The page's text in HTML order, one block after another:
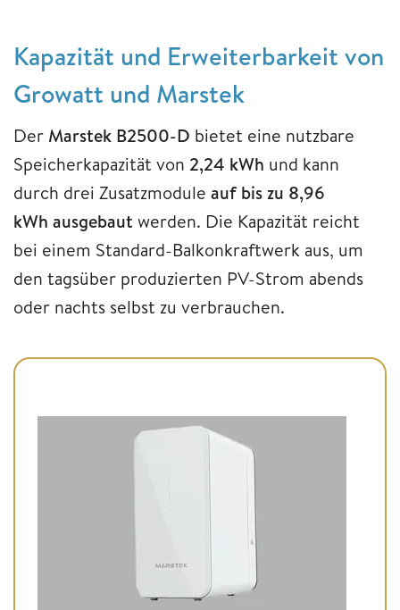
Kapazität und Erweiterbarkeit von
Growatt und Marstek
Der Marstek B2500-D bietet eine nutzbare
Speicherkapazität von 2,24 kWh und kann
durch drei Zusatzmodule auf bis zu 8,96
kWh ausgebaut werden. Die Kapazität reicht
bei einem Standard-Balkonkraftwerk aus, um
den tagsüber produzierten PV-Strom abends
oder nachts selbst zu verbrauchen.